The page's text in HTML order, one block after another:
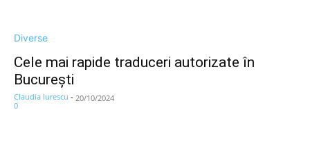
Diverse
Cele mai rapide traduceri autorizate în
București
Claudia Iurescu - 20/10/2024
0